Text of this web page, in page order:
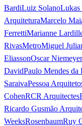
BardiLuiz SolanoLukas
ArquiteturaMarcelo
FerrettiMarianne
RivasMetroMiguel
EliassonOscar Niemeyer
DavidPaulo Mendes da
SaraivaPessoa
CohenRCR Arquitectes
Ricardo Gusmão
WeeksRosenbaumRuy